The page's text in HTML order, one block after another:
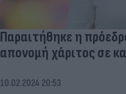
Παραιτήθηκε η
απονομή χάριτος σε
10.02.2024 20:53